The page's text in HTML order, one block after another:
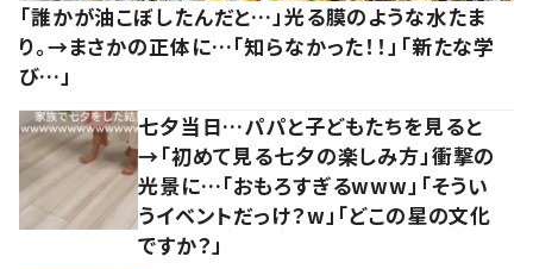
「誰かが油こぼしたんだと…」光る膜のような水たま
り。→まさかの正体に…「知らなかった！！」「新たな学
び…」
七夕当日…パパと子どもたちを見ると
→「初めて見る七夕の楽しみ方」衝撃の
光景に…「おもろすぎるwww」「そうい
うイベントだっけ？w」「どこの星の文化
ですか？」